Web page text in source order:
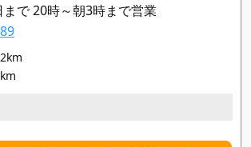
まで 20時～朝3時まで営業